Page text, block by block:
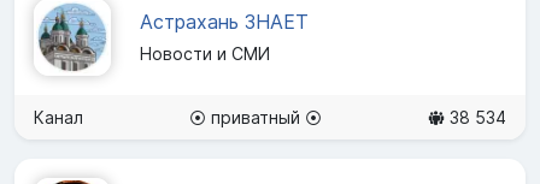
Астрахань ЗНАЕТ
Новости и СМИ
Канал ⦿ приватный ⦿ 38 534